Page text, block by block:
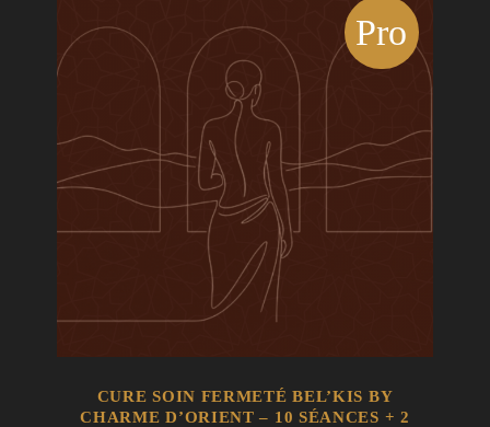
EN SAVOIR + AJOUTER AU PANIER
Pro
CURE SOIN FERMETÉ BEL’KIS BY
CHARME D’ORIENT – 10 SÉANCES + 2